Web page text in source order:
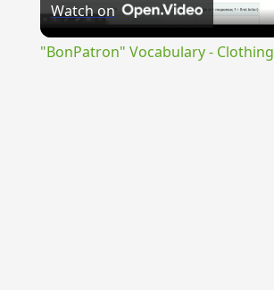
Video
Watch on
"BonPatron" Vocabulary - Clothing